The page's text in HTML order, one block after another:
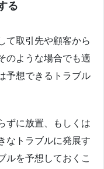
る
て取引先や顧客から
のような場合でも適
予想できるトラブル
ずに放置、もしくは
なトラブルに発展す
ルを予想しておくこ